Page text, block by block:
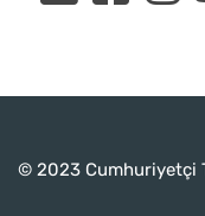
© 2023 Cumhuriyetçi